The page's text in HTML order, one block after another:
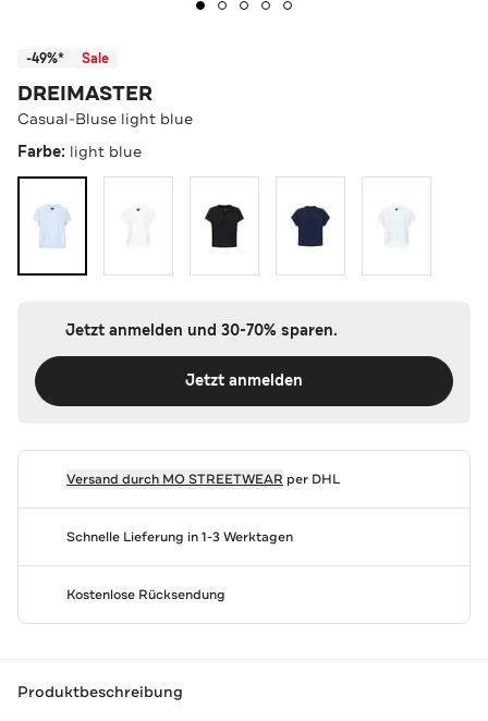
-49%* Sale
DREIMASTER
Casual-Bluse light blue
Farbe: light blue
Jetzt anmelden und 30-70% sparen.
Jetzt anmelden
Versand durch MO STREETWEAR per DHL
Schnelle Lieferung in 1-3 Werktagen
Kostenlose Rücksendung
Produktbeschreibung